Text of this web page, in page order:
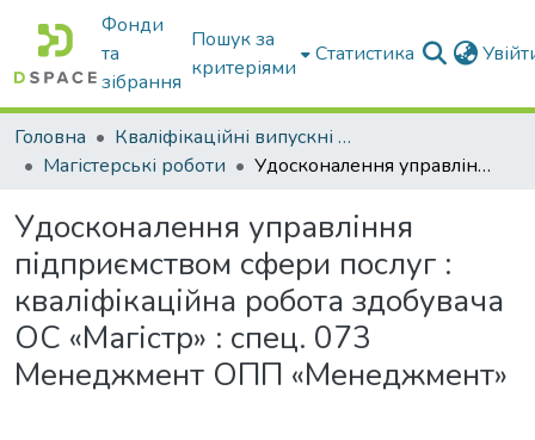
Фонди
та
зібрання
Пошук за
критеріями
Статистика
Головна
Кваліфікаційні випускні роботи бакалаврів і магістрів
Магістерські роботи
Удосконалення управління підприємством сфери послуг : кваліфікаційна робота здобувача ОС «Магістр» : спец. 073 Менеджмент ОПП «Менеджмент»
Удосконалення управління
підприємством сфери послуг :
кваліфікаційна робота здобувача
ОС «Магістр» : спец. 073
Менеджмент ОПП «Менеджмент»